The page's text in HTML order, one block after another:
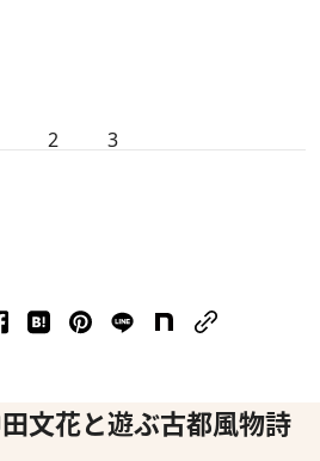
2 3
文花と遊ぶ古都風物詩